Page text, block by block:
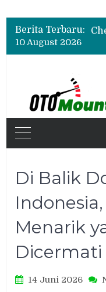
Berita Terbaru:
10 August 2026
Di Balik
Menarik
Dicermati
14 Juni 2026